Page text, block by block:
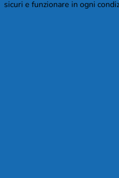
sicuri e funzionare in ogni